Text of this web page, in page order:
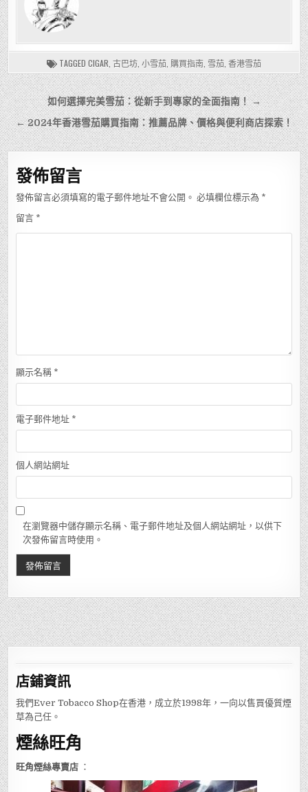
TAGGED CIGAR 古巴坊 小雪茄 購買指南 雪茄 香港雪茄
文
章
導
覽
如何選擇完美雪茄：從新手到專家的全面指南！ →
← 2024年香港雪茄購買指南：推薦品牌、價格與便利商店探索！
發佈留言
發佈留言必須填寫的電子郵件地址不會公開。 必填欄位標示為 *
留言 *
顯示名稱 *
電子郵件地址 *
個人網站網址
在瀏覽器中儲存顯示名稱、電子郵件地址及個人網站網址，以供下
次發佈留言時使用。
店鋪資訊
我們Ever Tobacco Shop在香港，成立於1998年，一向以售買優質煙
草為己任。
煙絲旺角
旺角煙絲專賣店 ：